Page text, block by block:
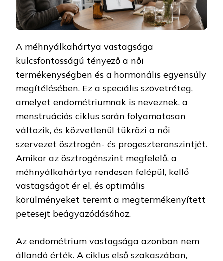
A méhnyálkahártya vastagsága
kulcsfontosságú tényező a női
termékenységben és a hormonális egyensúly
megítélésében. Ez a speciális szövetréteg,
amelyet endométriumnak is neveznek, a
menstruációs ciklus során folyamatosan
változik, és közvetlenül tükrözi a női
szervezet ösztrogén- és progeszteronszintjét.
Amikor az ösztrogénszint megfelelő, a
méhnyálkahártya rendesen felépül, kellő
vastagságot ér el, és optimális
körülményeket teremt a megtermékenyített
petesejt beágyazódásához.
Az endométrium vastagsága azonban nem
állandó érték. A ciklus első szakaszában,